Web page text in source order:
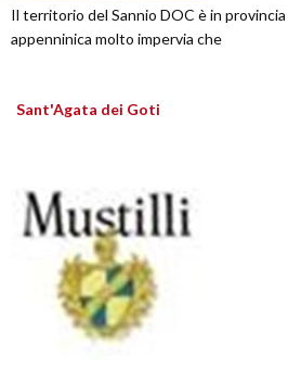
Il territorio del Sannio DOC è in
appenninica molto impervia che
Sant'Agata dei Goti